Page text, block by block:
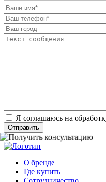
Я соглашаюсь на
Отправить
О бренде
Где купить